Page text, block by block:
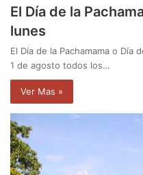
El Día de la
lunes
El Día de la Pachamama o Día
1 de agosto todos los…
Ver Mas »